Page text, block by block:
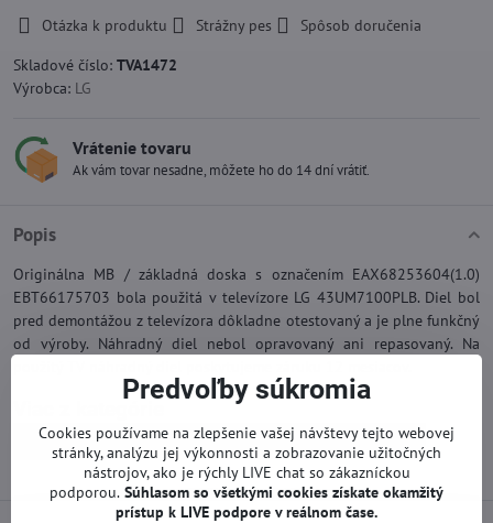
Otázka k produktu
Strážny pes
Spôsob doručenia
Skladové číslo: TVA1472
Výrobca: LG
Vrátenie tovaru
Ak vám tovar nesadne, môžete ho do 14 dní vrátiť.
Popis
Originálna MB / základná doska s označením EAX68253604(1.0)
EBT66175703 bola použitá v televízore LG 43UM7100PLB. Diel bol
pred demontážou z televízora dôkladne otestovaný a je plne funkčný
od výroby. Náhradný diel nebol opravovaný ani repasovaný. Na
Náhradné diely | LG TV Základné dosky | LG TV
Predvoľby súkromia
Cookies používame na zlepšenie vašej návštevy tejto webovej
stránky, analýzu jej výkonnosti a zobrazovanie užitočných
nástrojov, ako je rýchly LIVE chat so zákazníckou
podporou. Súhlasom so všetkými cookies získate okamžitý
prístup k LIVE podpore v reálnom čase.